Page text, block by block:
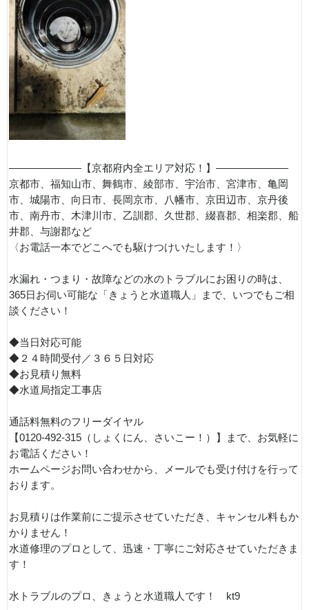
———————【京都府内全エリア対応！】———————
京都市、福知山市、舞鶴市、綾部市、宇治市、宮津市、亀岡
市、城陽市、向日市、長岡京市、八幡市、京田辺市、京丹後
市、南丹市、木津川市、乙訓郡、久世郡、綴喜郡、相楽郡、船
井郡、与謝郡など
〈お電話一本でどこへでも駆けつけいたします！〉
水漏れ・つまり・故障などの水のトラブルにお困りの時は、
365日お伺い可能な「きょうと水道職人」まで、いつでもご相
談ください！
◆当日対応可能
◆２４時間受付／３６５日対応
◆お見積り無料
◆水道局指定工事店
通話料無料のフリーダイヤル
【0120-492-315（しょくにん、さいこー！）】まで、お気軽に
お電話ください！
ホームページお問い合わせから、メールでも受け付けを行って
おります。
お見積りは作業前にご提示させていただき、キャンセル料もか
かりません！
水道修理のプロとして、迅速・丁寧にご対応させていただきま
す！
水トラブルのプロ、きょうと水道職人です！ kt9